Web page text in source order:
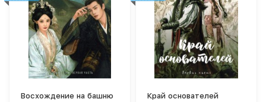
Восхождение на башню
Край основателей